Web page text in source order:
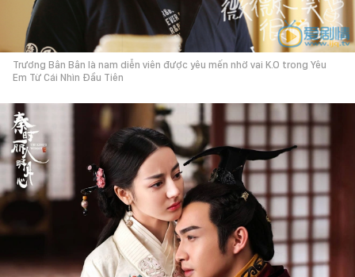
Trương Bân Bân là nam diễn viên được yêu mến nhờ vai K.O trong Yêu
Em Từ Cái Nhìn Đầu Tiên